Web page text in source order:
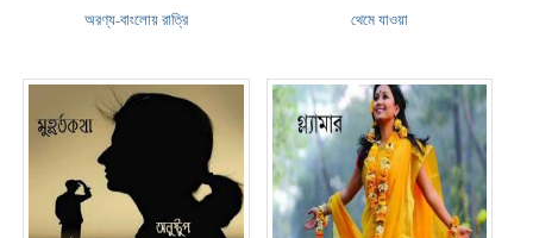
অরণ্য-বাংলোয় রাত্রি থেমে যাওয়া